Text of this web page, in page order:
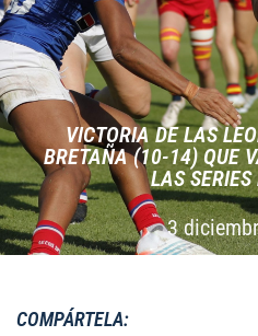
VICTORIA DE LAS
BRETAÑA (10-14) QUE
LAS
3
COMPÁRTELA: